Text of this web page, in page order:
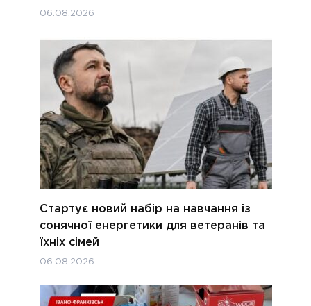
06.08.2026
Стартує новий набір на навчання із
сонячної енергетики для ветеранів та
їхніх сімей
06.08.2026